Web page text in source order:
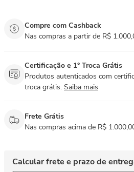
Compre com Cashback
Nas compras a partir de R$
Certificação e 1° Troca Grátis
Produtos autenticados com
troca grátis. Saiba mais
Frete Grátis
Nas compras acima de R$